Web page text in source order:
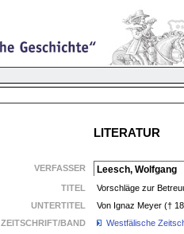
LITERATUR
VERFASSER Leesch, Wolfgang
TITEL
Vorschläge zur
UNTERTITEL
Von Ignaz Meyer (†
ZEITSCHRIFT/BAND
Westfälische